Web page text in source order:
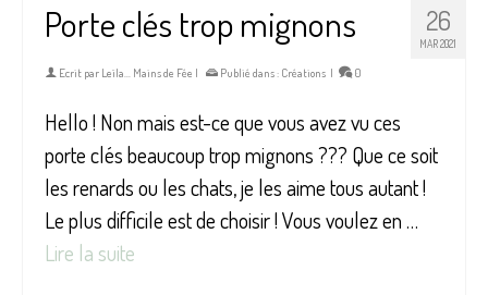
26
MAR 2021
Porte clés trop mignons
Ecrit par Leïla... Mains de Fée | Publié dans : Créations | 0
Hello ! Non mais est-ce que vous avez vu ces
porte clés beaucoup trop mignons ??? Que ce soit
les renards ou les chats, je les aime tous autant !
Le plus difficile est de choisir ! Vous voulez en …
Lire la suite